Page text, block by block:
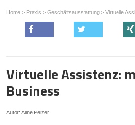
Home > Praxis > Geschäftsausstattung > Virtuelle
Virtuelle Assistenz:
Business
Autor: Aline Pelzer